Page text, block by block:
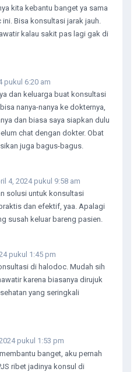
kita kebantu banget ya sama
Bisa konsultasi jarak jauh.
kalau sakit pas lagi gak di
pukul 6:20 am
dan keluarga buat konsultasi
nanya-nanya ke dokternya,
dan biasa saya siapkan dulu
chat dengan dokter. Obat
juga bagus-bagus.
4, 2024 pukul 9:58 am
solusi untuk konsultasi
dan efektif, yaa. Apalagi
susah keluar bareng pasien.
pukul 1:45 pm
di halodoc. Mudah sih
karena biasanya dirujuk
yang seringkali
pukul 1:53 pm
banget, aku pernah
ribet jadinya konsul di